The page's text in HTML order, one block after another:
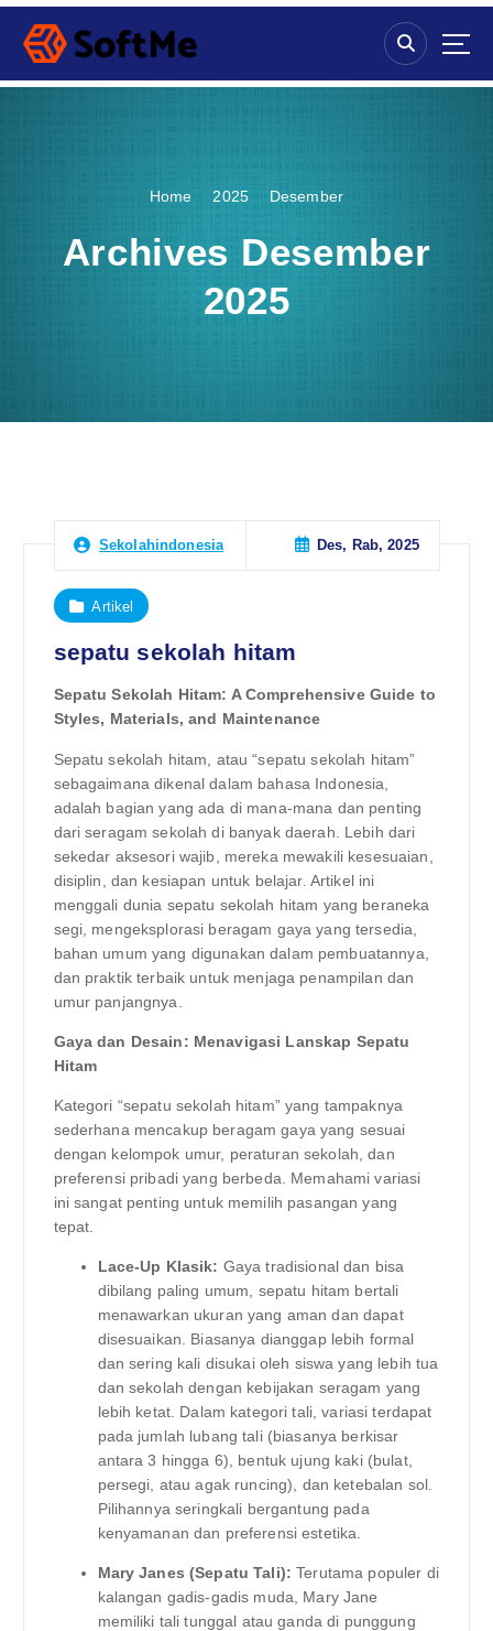
S
p
Home 2025 Desember
Archives Desember
2025
Sekolahindonesia Des, Rab, 2025
Artikel
sepatu sekolah hitam
Sepatu Sekolah Hitam: A Comprehensive Guide to
Styles, Materials, and Maintenance
Sepatu sekolah hitam, atau “sepatu sekolah hitam”
sebagaimana dikenal dalam bahasa Indonesia,
adalah bagian yang ada di mana-mana dan penting
dari seragam sekolah di banyak daerah. Lebih dari
sekedar aksesori wajib, mereka mewakili kesesuaian,
disiplin, dan kesiapan untuk belajar. Artikel ini
menggali dunia sepatu sekolah hitam yang beraneka
segi, mengeksplorasi beragam gaya yang tersedia,
bahan umum yang digunakan dalam pembuatannya,
dan praktik terbaik untuk menjaga penampilan dan
umur panjangnya.
Gaya dan Desain: Menavigasi Lanskap Sepatu
Hitam
Kategori “sepatu sekolah hitam” yang tampaknya
sederhana mencakup beragam gaya yang sesuai
dengan kelompok umur, peraturan sekolah, dan
preferensi pribadi yang berbeda. Memahami variasi
ini sangat penting untuk memilih pasangan yang
tepat.
Lace-Up Klasik: Gaya tradisional dan bisa
dibilang paling umum, sepatu hitam bertali
menawarkan ukuran yang aman dan dapat
disesuaikan. Biasanya dianggap lebih formal
dan sering kali disukai oleh siswa yang lebih tua
dan sekolah dengan kebijakan seragam yang
lebih ketat. Dalam kategori tali, variasi terdapat
pada jumlah lubang tali (biasanya berkisar
antara 3 hingga 6), bentuk ujung kaki (bulat,
persegi, atau agak runcing), dan ketebalan sol.
Pilihannya seringkali bergantung pada
kenyamanan dan preferensi estetika.
Mary Janes (Sepatu Tali): Terutama populer di
kalangan gadis-gadis muda, Mary Jane
memiliki tali tunggal atau ganda di punggung